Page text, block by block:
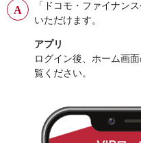
「ドコモ・ファイナン
いただけます。
アプリ
ログイン後、ホーム画
覧ください。